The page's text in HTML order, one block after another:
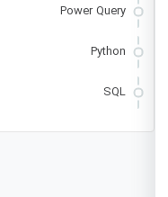
Power Query
Python
SQL